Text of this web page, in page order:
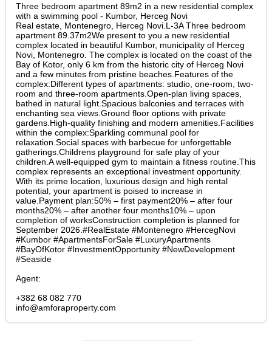
Three bedroom apartment 89m2 in a new residential complex
with a swimming pool - Kumbor, Herceg Novi
Real estate, Montenegro, Herceg Novi.L-3A Three bedroom
apartment 89.37m2We present to you a new residential
complex located in beautiful Kumbor, municipality of Herceg
Novi, Montenegro. The complex is located on the coast of the
Bay of Kotor, only 6 km from the historic city of Herceg Novi
and a few minutes from pristine beaches.Features of the
complex:Different types of apartments: studio, one-room, two-
room and three-room apartments.Open-plan living spaces,
bathed in natural light.Spacious balconies and terraces with
enchanting sea views.Ground floor options with private
gardens.High-quality finishing and modern amenities.Facilities
within the complex:Sparkling communal pool for
relaxation.Social spaces with barbecue for unforgettable
gatherings.Childrens playground for safe play of your
children.A well-equipped gym to maintain a fitness routine.This
complex represents an exceptional investment opportunity.
With its prime location, luxurious design and high rental
potential, your apartment is poised to increase in
value.Payment plan:50% – first payment20% – after four
months20% – after another four months10% – upon
completion of worksConstruction completion is planned for
September 2026.#RealEstate #Montenegro #HercegNovi
#Kumbor #ApartmentsForSale #LuxuryApartments
#BayOfKotor #InvestmentOpportunity #NewDevelopment
#Seaside
Agent:
+382 68 082 770
info@amforaproperty.com